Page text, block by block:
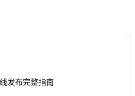
发布完整指南